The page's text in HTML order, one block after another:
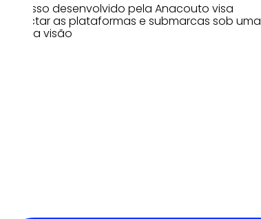
Processo desenvolvido pela Anacouto visa
conectar as plataformas e submarcas sob uma
mesma visão